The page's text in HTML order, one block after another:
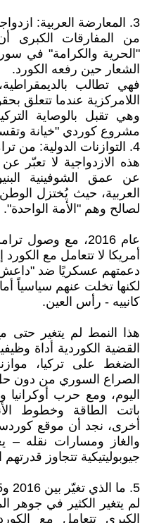
3. المعارضة العربية: ازدواجية المعايير
من المفارقات الكبرى
"الحرية والكرامة" في
الشعار حين رفعه الكورد.
فهي تطالب
اللامركزية عندما تتعلق
وهي تقبل بالوصاية
مشروع كوردي "خيانة
4. التوازنات الدولية: من ترامب إلى ما بعد أوكرانيا
هذه الازدواجية لا
عن عمق الشوفينية
العربية، حيث يُختزل
لصالح وهم "الأمة الواحدة".
عام 2016، مع
أمريكا لا تتعامل مع
دعمتهم عسكريًا ضد
لكنها تخلت عنهم سياسياً
كانييه - رأس العين.
هذا النمط لم يتغير حتى
القضية الكوردية أداة
الضغط على تركيا،
الصراع السوري من دون
اليوم، ومع حرب أوكرانيا
باتت الطاقة وخطوط
أخرى، نجد أن موقع
والغاز ومسارات نقله –
جيوبوليتيكية تتجاوز قدرتهم
5. ما الذي تغيّر بين 2016 و2025..؟.
لم يتغير الكثير في جوهر
الكبرى تتعامل مع